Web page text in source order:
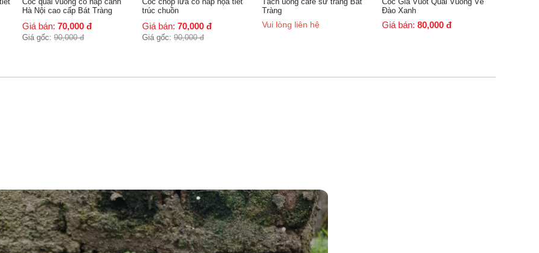
Hà Nội cao cấp Bát Tràng
Giá bán: 70,000 đ
Giá gốc:90,000 đ
trúc chuồn
Giá bán: 70,000 đ
Giá gốc:90,000 đ
Vui lòng liên hệ
Đào Xanh
Giá bán: 80,000 đ